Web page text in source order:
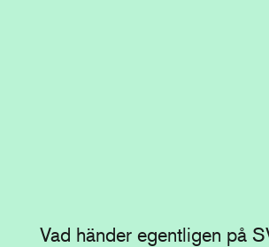
Vad händer egentligen på